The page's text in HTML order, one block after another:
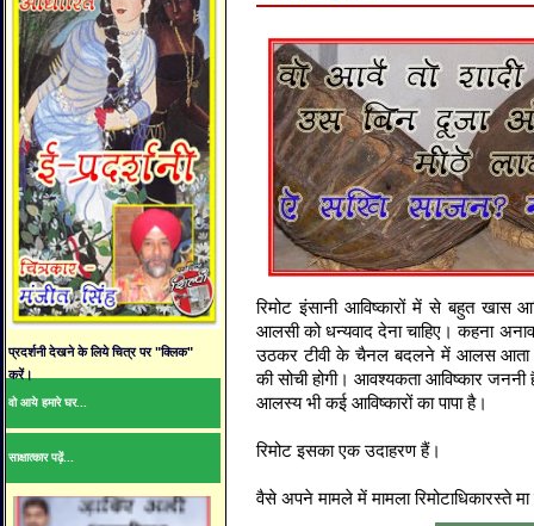
प्रदर्शनी देखने के लिये चित्र पर "क्लिक"
करें।
वो आये हमारे घर...
साक्षात्कार पढ़ें...
रिमोट इंसानी आविष्कारों में से बहुत खास
आलसी को धन्यवाद देना चाहिए। कहना
उठकर टीवी के चैनल बदलने में आलस आता
की सोची होगी। आवश्यकता आविष्कार जननी
आलस्य भी कई आविष्कारों का पापा है।
रिमोट इसका एक उदाहरण हैं।
वैसे अपने मामले में मामला रिमोटाधिकारस्ते